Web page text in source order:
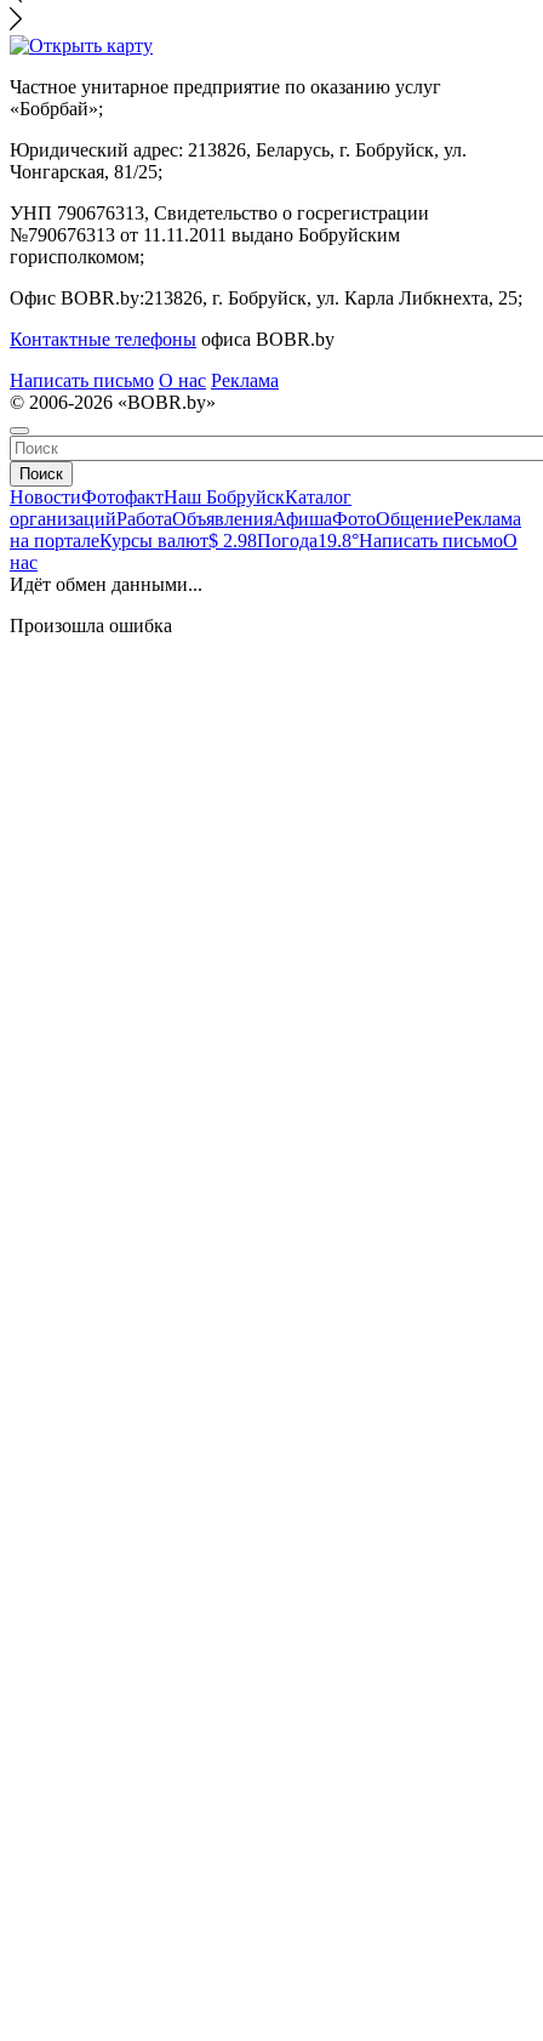
Частное унитарное предприятие по оказанию услуг
«Бобрбай»;
Юридический адрес: 213826, Беларусь, г. Бобруйск, ул.
Чонгарская, 81/25;
УНП 790676313, Свидетельство о госрегистрации
№790676313 от 11.11.2011 выдано Бобруйским
горисполкомом;
Офис BOBR.by:213826, г. Бобруйск, ул. Карла Либкнехта, 25;
Контактные телефоны офиса BOBR.by
Написать письмо О нас Реклама
© 2006-2026 «BOBR.by»
Поиск
НовостиФотофактНаш БобруйскКаталог
организацийРаботаОбъявленияАфишаФотоОбщениеРеклама
на порталеКурсы валют$ 2.98Погода19.8°Написать письмоО
нас
Идёт обмен данными...
Произошла ошибка